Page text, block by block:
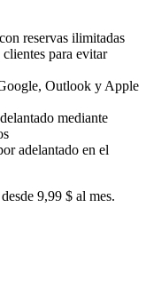
reservas ilimitadas
para evitar
Outlook y Apple
mediante
adelantado en el
9,99 $ al mes.